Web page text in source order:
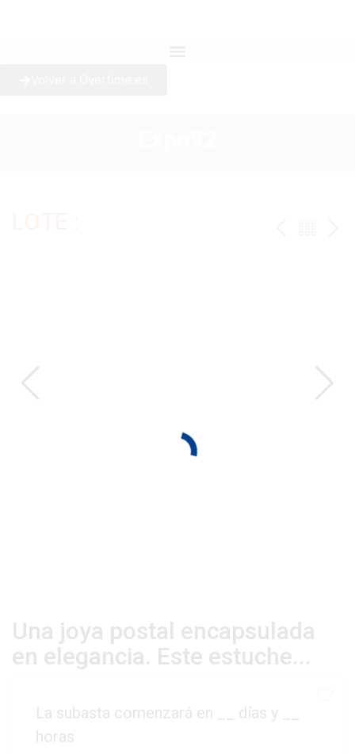
Una joya postal encapsulada
en elegancia. Este estuche...
La subasta comenzará en días y
horas